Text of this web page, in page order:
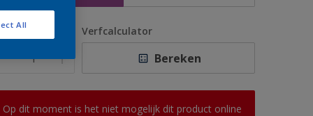
Verfcalculator
Bereken
Op dit moment is het niet mogelijk dit product online
All